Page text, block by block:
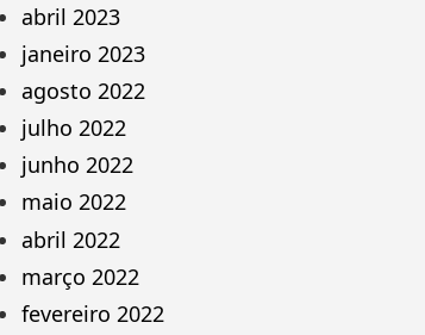
abril 2023
janeiro 2023
agosto 2022
julho 2022
junho 2022
maio 2022
abril 2022
março 2022
fevereiro 2022